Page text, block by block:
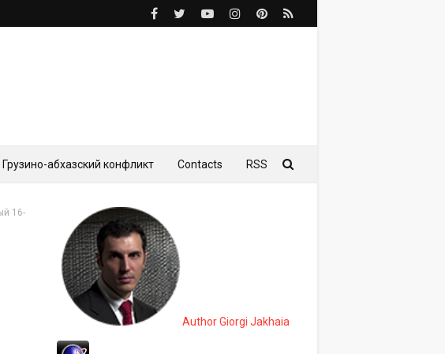
Грузино-абхазский конфликт Contacts RSS
16-
Author Giorgi Jakhaia